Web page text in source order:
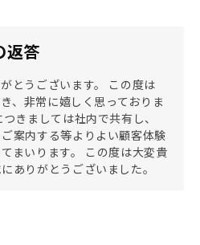
返答
とうございます。 この度は
、非常に嬉しく思っておりま
きましては社内で共有し、
案内する等よりよい顧客体験
まいります。 この度は大変貴
ありがとうございました。